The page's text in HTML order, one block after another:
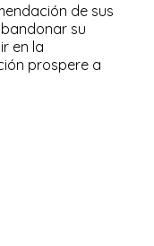
de sus
su
en la
prospere a